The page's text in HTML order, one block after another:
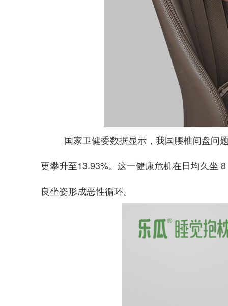
国家卫健委数据显示，我国腰椎间盘问
更攀升至13.93%。这一健康危机在日均久坐
良坐姿形成恶性循环。